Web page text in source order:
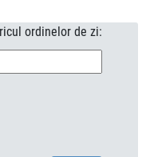
ordinelor de zi: